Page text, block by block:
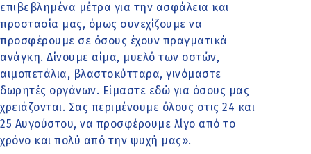
επιβεβλημένα μέτρα για την ασφάλεια και
προστασία μας, όμως συνεχίζουμε να
προσφέρουμε σε όσους έχουν πραγματικά
ανάγκη. Δίνουμε αίμα, μυελό των οστών,
αιμοπετάλια, βλαστοκύτταρα, γινόμαστε
δωρητές οργάνων. Είμαστε εδώ για όσους μας
χρειάζονται. Σας περιμένουμε όλους στις 24 και
25 Αυγούστου, να προσφέρουμε λίγο από το
χρόνο και πολύ από την ψυχή μας».